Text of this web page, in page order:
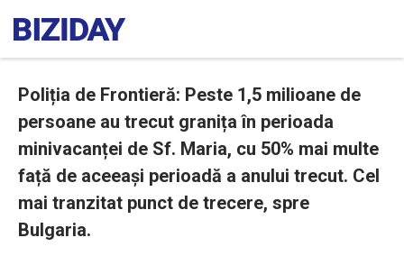
Poliția de Frontieră: Peste 1,5 milioane de
persoane au trecut granița în perioada
minivacanței de Sf. Maria, cu 50% mai multe
față de aceeași perioadă a anului trecut. Cel
mai tranzitat punct de trecere, spre
Bulgaria.